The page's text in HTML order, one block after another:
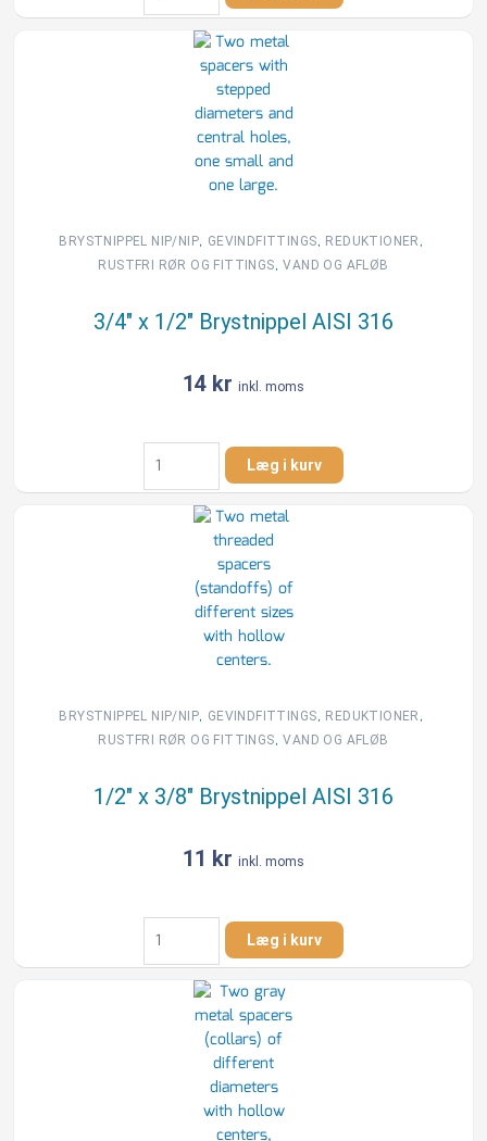
1"
Brystnippel
BRYSTNIPPEL NIP/NIP, GEVINDFITTINGS, REDUKTIONER ,
RUSTFRI RØR OG FITTINGS,VAND OG AFLØB
3/4″ x 1/2″ Brystnippel AISI 316
14 kr inkl. moms
3/4"
1/2"
Brystnippel
Læg i kurv
BRYSTNIPPEL NIP/NIP, GEVINDFITTINGS, REDUKTIONER ,
RUSTFRI RØR OG FITTINGS,VAND OG AFLØB
1/2″ x 3/8″ Brystnippel AISI 316
11 kr inkl. moms
1/2"
3/8"
Brystnippel
Læg i kurv